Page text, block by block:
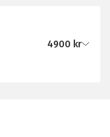
4900 kr